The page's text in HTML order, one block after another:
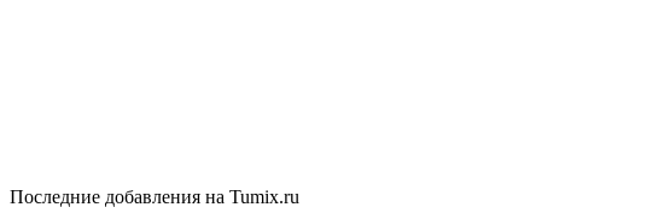
Последние добавления на Tumix.ru